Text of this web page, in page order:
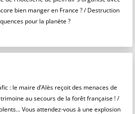
bien manger en France ? / Destruction
pour la planète ?
: le maire d’Alès reçoit des menaces de
au secours de la forêt française ! /
Vous attendez-vous à une explosion